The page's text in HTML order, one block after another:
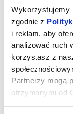
Wykorzystujemy
zgodnie z
i reklam, aby
analizować ruch
korzystasz z
Partnerzy mogą
otrzymanymi od